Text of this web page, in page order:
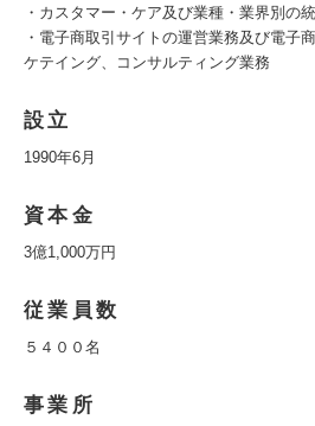
・カスタマー・ケア及び業種・業界別の
・電子商取引サイトの運営業務及び電子
ケテイング、コンサルティング業務
設立
1990年6月
資本金
3億1,000万円
従業員数
５４００名
事業所